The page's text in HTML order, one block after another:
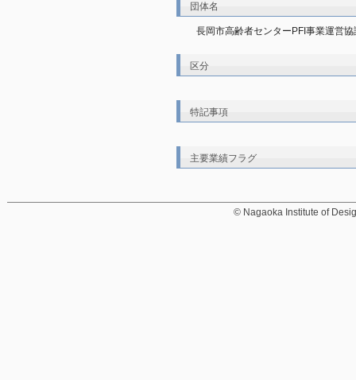
団体名
長岡市高齢者センターPFI事業運営協
区分
特記事項
主要業績フラグ